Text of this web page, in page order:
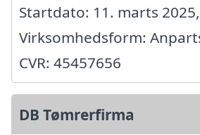
Startdato: 11. marts 2025,
Virksomhedsform:
CVR: 45457656
DB Tømrerfirma